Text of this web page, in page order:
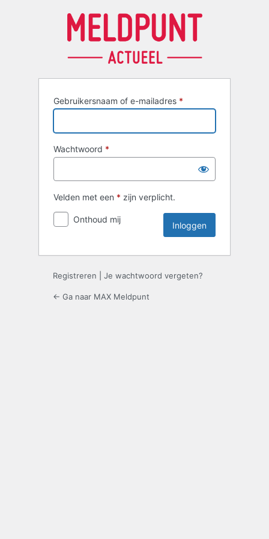
Gebruikersnaam of e-mailadres *
Wachtwoord *
Velden met een * zijn verplicht.
Onthoud mij
Registreren Je wachtwoord vergeten?
← Ga naar MAX Meldpunt